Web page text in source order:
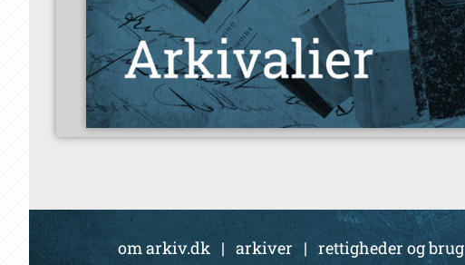
om arkiv.dk | arkiver| rettigheder og brug